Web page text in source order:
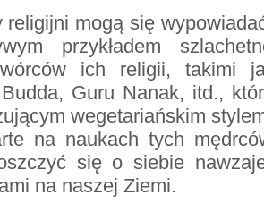
religijni mogą się
przykładem
ich religii, takimi
Guru Nanak, itd.,
wegetariańskim
na naukach tych
się o siebie
na naszej Ziemi.